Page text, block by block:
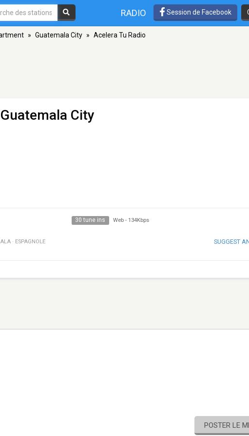
RADIO Session de Facebook
» Guatemala City » Acelera Tu Radio
City
30 tune ins Web - 134Kbps
· ESPAGNOLE SUGGEST
POSTER LE